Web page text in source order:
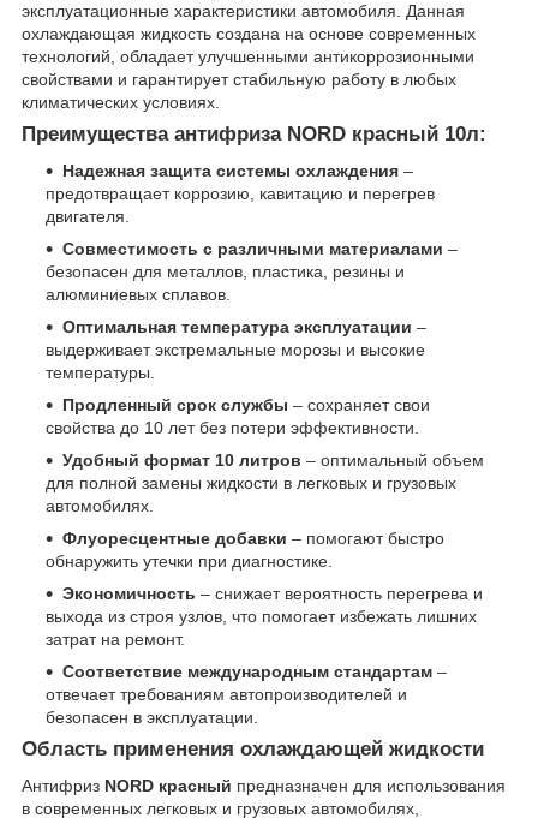
эксплуатационные характеристики автомобиля. Данная
охлаждающая жидкость создана на основе современных
технологий, обладает улучшенными антикоррозионными
свойствами и гарантирует стабильную работу в любых
климатических условиях.
Преимущества антифриза NORD красный 10л:
Надежная защита системы охлаждения –
предотвращает коррозию, кавитацию и перегрев
двигателя.
Совместимость с различными материалами –
безопасен для металлов, пластика, резины и
алюминиевых сплавов.
Оптимальная температура эксплуатации –
выдерживает экстремальные морозы и высокие
температуры.
Продленный срок службы – сохраняет свои
свойства до 10 лет без потери эффективности.
Удобный формат 10 литров – оптимальный объем
для полной замены жидкости в легковых и грузовых
автомобилях.
Флуоресцентные добавки – помогают быстро
обнаружить утечки при диагностике.
Экономичность – снижает вероятность перегрева и
выхода из строя узлов, что помогает избежать лишних
затрат на ремонт.
Соответствие международным стандартам –
отвечает требованиям автопроизводителей и
безопасен в эксплуатации.
Область применения охлаждающей жидкости
Антифриз NORD красный предназначен для использования
в современных легковых и грузовых автомобилях,